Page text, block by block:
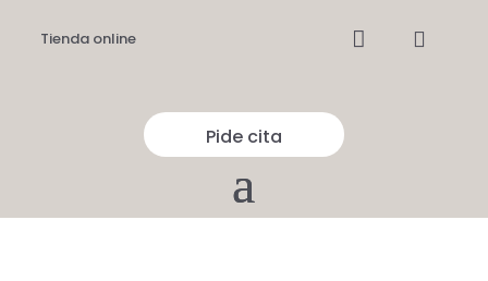
Tienda online  
Pide cita